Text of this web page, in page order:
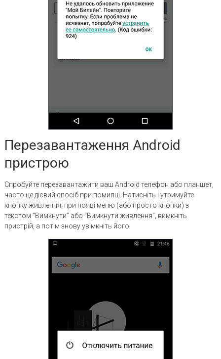
Перезавантаження Android
пристрою
Спробуйте перезавантажити ваш Android телефон або планшет,
часто це дієвий спосіб при помилці. Натисніть і утримуйте
кнопку живлення, при появі меню (або просто кнопки) з
текстом “Вимкнути” або “Вимкнути живлення”, вимкніть
пристрій, а потім знову увімкніть його.